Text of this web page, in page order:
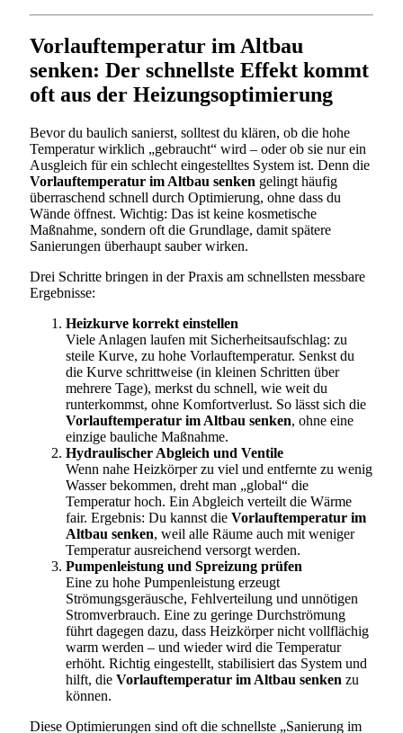
Vorlauftemperatur im Altbau
senken: Der schnellste Effekt kommt
oft aus der Heizungsoptimierung
Bevor du baulich sanierst, solltest du klären, ob die hohe
Temperatur wirklich „gebraucht“ wird – oder ob sie nur ein
Ausgleich für ein schlecht eingestelltes System ist. Denn die
Vorlauftemperatur im Altbau senken gelingt häufig
überraschend schnell durch Optimierung, ohne dass du
Wände öffnest. Wichtig: Das ist keine kosmetische
Maßnahme, sondern oft die Grundlage, damit spätere
Sanierungen überhaupt sauber wirken.
Drei Schritte bringen in der Praxis am schnellsten messbare
Ergebnisse:
Heizkurve korrekt einstellen
Viele Anlagen laufen mit Sicherheitsaufschlag: zu
steile Kurve, zu hohe Vorlauftemperatur. Senkst du
die Kurve schrittweise (in kleinen Schritten über
mehrere Tage), merkst du schnell, wie weit du
runterkommst, ohne Komfortverlust. So lässt sich die
Vorlauftemperatur im Altbau senken, ohne eine
einzige bauliche Maßnahme.
Hydraulischer Abgleich und Ventile
Wenn nahe Heizkörper zu viel und entfernte zu wenig
Wasser bekommen, dreht man „global“ die
Temperatur hoch. Ein Abgleich verteilt die Wärme
fair. Ergebnis: Du kannst die Vorlauftemperatur im
Altbau senken, weil alle Räume auch mit weniger
Temperatur ausreichend versorgt werden.
Pumpenleistung und Spreizung prüfen
Eine zu hohe Pumpenleistung erzeugt
Strömungsgeräusche, Fehlverteilung und unnötigen
Stromverbrauch. Eine zu geringe Durchströmung
führt dagegen dazu, dass Heizkörper nicht vollflächig
warm werden – und wieder wird die Temperatur
erhöht. Richtig eingestellt, stabilisiert das System und
hilft, die Vorlauftemperatur im Altbau senken zu
können.
Diese Optimierungen sind oft die schnellste „Sanierung im